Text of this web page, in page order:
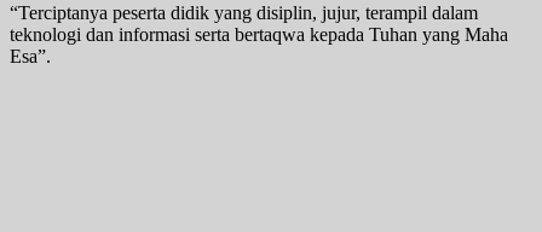
“Terciptanya peserta didik yang disiplin, jujur, terampil dalam
teknologi dan informasi serta bertaqwa kepada Tuhan yang Maha
Esa”.